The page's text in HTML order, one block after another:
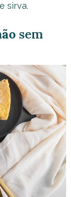
sirva.
sem